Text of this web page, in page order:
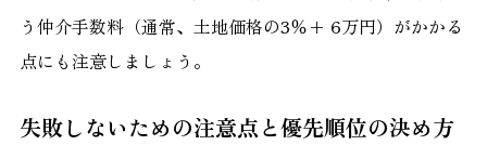
う仲介手数料（通常、土地価格の3％+ 6万円）がかかる
点にも注意しましょう。
失敗しないための注意点と優先順位の決め方